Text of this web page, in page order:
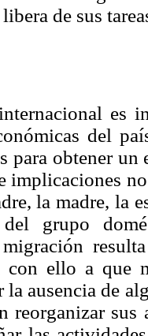
de sus
es
del
para obtener
implicaciones
la madre, la
grupo
con ello a que
ausencia de
reorganizar